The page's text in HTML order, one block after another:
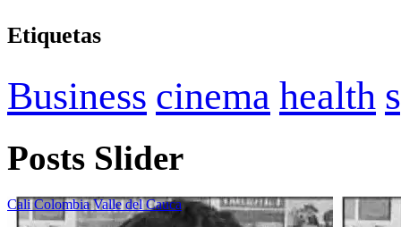
Etiquetas
Business cinema health
Posts Slider
CaliColombiaValle del Cauca